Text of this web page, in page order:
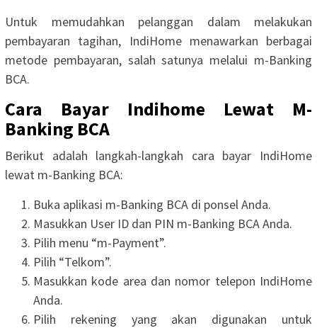
Untuk memudahkan pelanggan dalam melakukan
pembayaran tagihan, IndiHome menawarkan berbagai
metode pembayaran, salah satunya melalui m-Banking
BCA.
Cara Bayar Indihome Lewat M-
Banking BCA
Berikut adalah langkah-langkah cara bayar IndiHome
lewat m-Banking BCA:
Buka aplikasi m-Banking BCA di ponsel Anda.
Masukkan User ID dan PIN m-Banking BCA Anda.
Pilih menu “m-Payment”.
Pilih “Telkom”.
Masukkan kode area dan nomor telepon IndiHome
Anda.
Pilih rekening yang akan digunakan untuk